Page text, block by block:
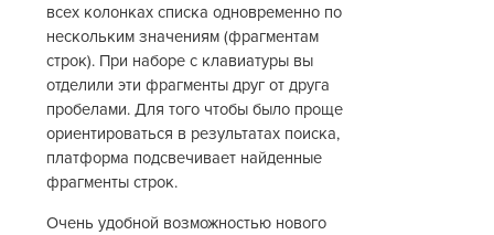
всех колонках списка одновременно по
нескольким значениям (фрагментам
строк). При наборе с клавиатуры вы
отделили эти фрагменты друг от друга
пробелами. Для того чтобы было проще
ориентироваться в результатах поиска,
платформа подсвечивает найденные
фрагменты строк.
Очень удобной возможностью нового